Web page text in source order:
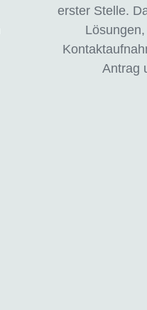
erster Stelle.
Antrag